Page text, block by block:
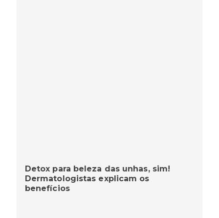
Detox para beleza das unhas, sim!
Dermatologistas explicam os
benefícios